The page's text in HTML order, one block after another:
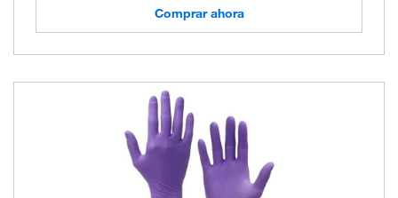
Comprar ahora